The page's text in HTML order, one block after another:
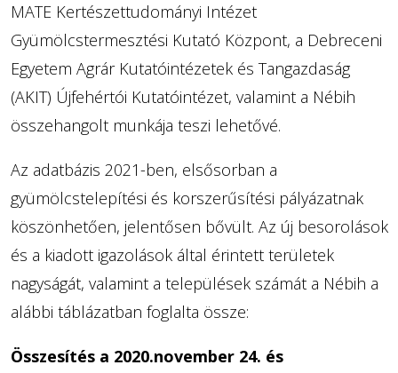
MATE Kertészettudományi Intézet
Gyümölcstermesztési Kutató Központ, a Debreceni
Egyetem Agrár Kutatóintézetek és Tangazdaság
(AKIT) Újfehértói Kutatóintézet, valamint a Nébih
összehangolt munkája teszi lehetővé.
Az adatbázis 2021-ben, elsősorban a
gyümölcstelepítési és korszerűsítési pályázatnak
köszönhetően, jelentősen bővült. Az új besorolások
és a kiadott igazolások által érintett területek
nagyságát, valamint a települések számát a Nébih a
alábbi táblázatban foglalta össze:
Összesítés a 2020.november 24. és